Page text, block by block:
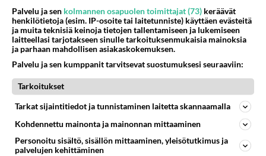
Kannattaa perehtyä tutkimuksiin noitten maskien
käytöstä. Kangasmas...
EelisPermanen
04.08.2020 08:57
32 190
ILMASTONMUUTOS
Nyt kun elämme tuhon jälkeistä aikaa, niin voidaanko
ilmastohömpötys nyt täysin turhana, ja pelkästään
tavattomasti resu...
Palvelu ja sen kolmannen osapuolen toimittajat (73) keräävät
henkilötietoja (esim. IP-osoite tai laitetunniste) käyttäen evästeitä
ja muita teknisiä keinoja tietojen tallentamiseen ja lukemiseen
laitteellasi tarjotakseen sinulle tarkoituksenmukaisia mainoksia
ja parhaan mahdollisen asiakaskokemuksen.
Palvelu ja sen kumppanit tarvitsevat suostumuksesi seuraaviin:
Tarkoitukset
Tarkat sijaintitiedot ja tunnistaminen laitetta skannaamalla
Kohdennettu mainonta ja mainonnan mittaaminen
Personoitu sisältö, sisällön mittaaminen, yleisötutkimus ja
palvelujen kehittäminen